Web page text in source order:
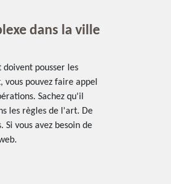
dans la ville
pousser les
pouvez faire appel
Sachez qu'il
les règles de l'art. De
vous avez besoin de